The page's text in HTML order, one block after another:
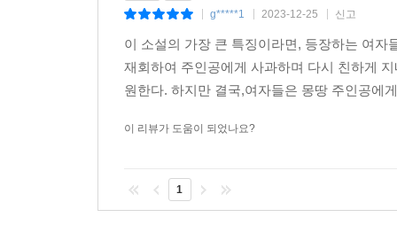
g*****1 2023-12-25 신고
이 소설의 가장 큰 특징이라면, 등장하는 여
재회하여 주인공에게 사과하며 다시 친하게
원한다. 하지만 결국,여자들은 몽땅 주인공에
이 리뷰가 도움이 되었나요?
1